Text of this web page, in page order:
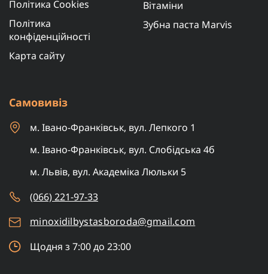
Політика Cookies
Політика
конфіденційності
Карта сайту
Вітаміни
Зубна паста Marvis
Самовивіз
м. Івано-Франківськ, вул. Лепкого 1
м. Івано-Франківськ, вул. Слобідська 4б
м. Львів, вул. Академіка Люльки 5
(066) 221-97-33
minoxidilbystasboroda@gmail.com
Щодня з 7:00 до 23:00